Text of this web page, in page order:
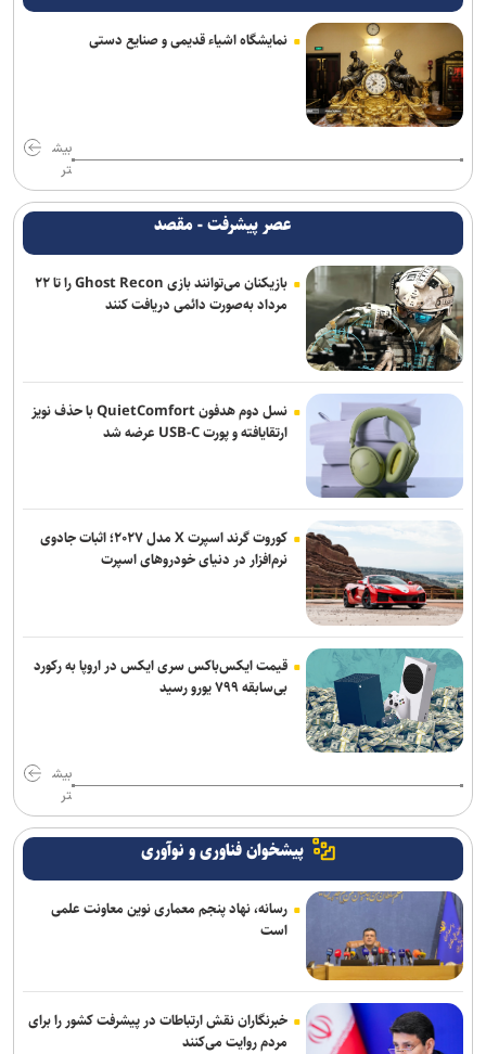
العامری خواستار تعویق واکنش گروه‌های مقاومت عراق به حملات
عربستان شد
ائتلاف سعودی از زخمی شدن ۱۱ نفر در نجران خبر داد؛ یمن از کشته
شدن ۵۸ نیروی وابسته به دولت مستعفی خبر داد
از ۷۰ نفر بازداشت شدند
مهاجرانی: آذربایجان کتاب گشوده تاریخ ایران و مدرسه آزادگی و تمدن
است
محسن رضایی: اجازه باز شدن مسیر دوم در تنگه هرمز را نخواهیم داد
جامعه را نمی‌توان با امرونهی اداره کرد/ با پشتیبانی رهبری تمام تلاش بر
وحدت و انسجام است
آمریکا تحریم‌های جدید علیه ایران اعمال کرد
ادعای حکومت جولانی درباره خنثی‌سازی عملیات داعش در دمشق
نمایشگاه اشیاء قدیمی و صنایع دستی
بیش
تر
عصر پیشرفت - مقصد
بازیکنان می‌توانند بازی Ghost Recon را تا ۲۲
مرداد به‌صورت دائمی دریافت کنند
نسل دوم هدفون QuietComfort با حذف نویز
ارتقایافته و پورت USB-C عرضه شد
کوروت گرند اسپرت X مدل ۲۰۲۷؛ اثبات جادوی
نرم‌افزار در دنیای خودروهای اسپرت
قیمت ایکس‌باکس سری ایکس در اروپا به رکورد
بی‌سابقه ۷۹۹ یورو رسید
بیش
تر
پیشخوان فناوری و نوآوری
رسانه، نهاد پنجم معماری نوین معاونت علمی
است
خبرنگاران نقش ارتباطات در پیشرفت کشور را برای
مردم روایت می‌کنند